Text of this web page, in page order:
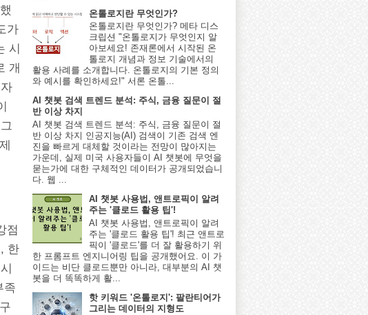
가
시
개
점
한
족
온톨로지란 무엇인가?
온톨로지란 무엇인가? 메타 디스
크립션 "온톨로지가 무엇인지 알
아보세요! 존재론에서 시작된 온
톨로지 개념과 정보 기술에서의
활용 사례를 소개합니다. 온톨로지의 기본 정의
와 예시를 확인하세요!" 서론 온톨...
AI 챗봇 검색 트렌드 분석: 주식, 금융 질문이 절
반 이상 차지
AI 챗봇 검색 트렌드 분석: 주식, 금융 질문이 절
반 이상 차지 인공지능(AI) 검색이 기존 검색 엔
진을 빠르게 대체할 것이라는 전망이 많아지는
가운데, 실제 미국 사용자들이 AI 챗봇에 무엇을
묻는가에 대한 구체적인 데이터가 공개되었습니
다. 웹 ...
AI 챗봇 사용법, 앤트로픽이 알려
주는 '클로드 활용 팁'!
AI 챗봇 사용법, 앤트로픽이 알려
주는 '클로드 활용 팁'! 최근 앤트로
픽이 '클로드'를 더 잘 활용하기 위
한 프롬프트 엔지니어링 팁을 공개했어요. 이 가
이드는 비단 클로드뿐만 아니라, 대부분의 AI 챗
봇을 더 똑똑하게 활...
핫 키워드 '온톨로지': 팔란티어가
그리는 데이터의 지형도